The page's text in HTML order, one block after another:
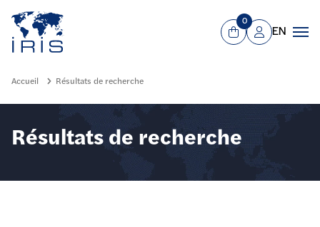
Aller au contenu principal
Panier
0
Mon compte
EN
Accueil Résultats de recherche
Résultats de recherche